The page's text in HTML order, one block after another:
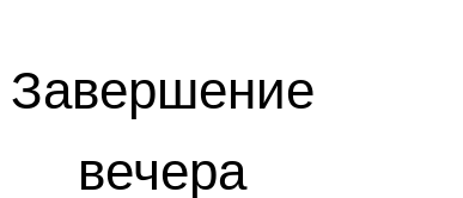
Завершение
вечера